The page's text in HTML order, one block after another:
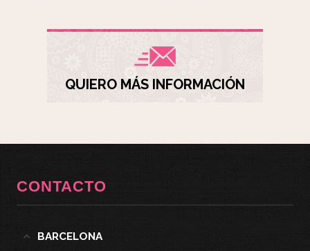
QUIERO MÁS INFORMACIÓN
CONTACTO
BARCELONA